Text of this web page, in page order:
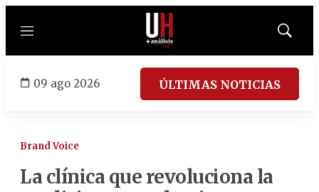
Menú
Mostrar
09 ago 2026 ÚLTIMAS NOTICIAS
Brand Voice
La clínica que revoluciona la